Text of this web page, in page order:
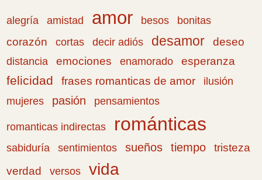
alegría amistad amor besos
bonitas
corazón
cortas decir adiós desamor deseo
distancia emociones enamorado esperanza
felicidad frases romanticas de amor
ilusión
mujeres
pasión pensamientos
romanticas indirectas románticas
sabiduría sentimientos sueños tiempo
tristeza
verdad
versos vida